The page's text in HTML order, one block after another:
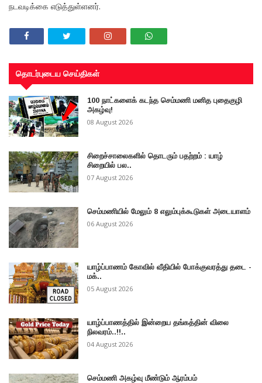
நடவடிக்கை எடுத்துள்ளனர்.
தொடர்புடைய செய்திகள்
100 நாட்களைக் கடந்த செம்மணி மனித புதைகுழி
அகழ்வு!
08 August 2026
சிறைச்சாலைகளில் தொடரும் பதற்றம் : யாழ்
சிறையில் பல..
07 August 2026
செம்மணியில் மேலும் 8 எலும்புக்கூடுகள் அடையாளம்
06 August 2026
யாழ்ப்பாணம் கோவில் வீதியில் போக்குவரத்து தடை -
மக்..
05 August 2026
யாழ்ப்பாணத்தில் இன்றைய தங்கத்தின் விலை
நிலவரம்..!!..
04 August 2026
செம்மணி அகழ்வு மீண்டும் ஆரம்பம்